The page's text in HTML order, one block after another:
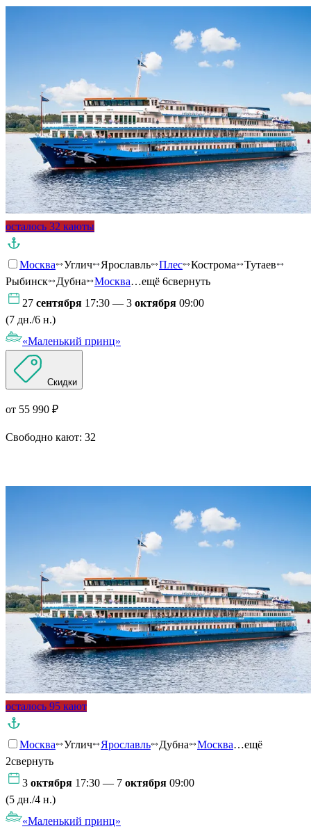
осталось 32 каюты
Москва Углич Ярославль Плес Кострома
Тутаев
Рыбинск
Дубна Москва…ещё 6свернуть
27 сентября 17:30 — 3 октября 09:00
(7 дн./6 н.)
«Маленький принц»
Скидки
от 55 990 ₽
Свободно кают: 32
осталось 95 кают
Москва Углич Ярославль Дубна Москва…ещё
2свернуть
3 октября 17:30 — 7 октября 09:00
(5 дн./4 н.)
«Маленький принц»